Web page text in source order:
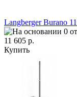
Langberger Burano
11 605 р.
Купить